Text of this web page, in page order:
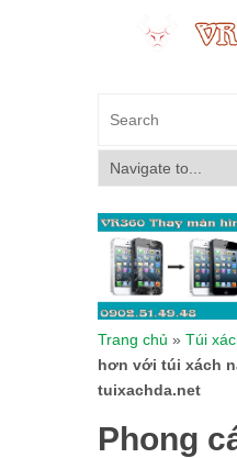
Trang chủ » Túi
hơn với túi xách
tuixachda.net
Phong